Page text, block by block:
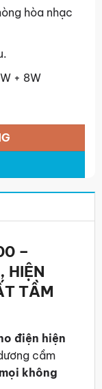
hòa nhạc
+ 8W
–
HIỆN
TẦM
điện hiện
cầm
không